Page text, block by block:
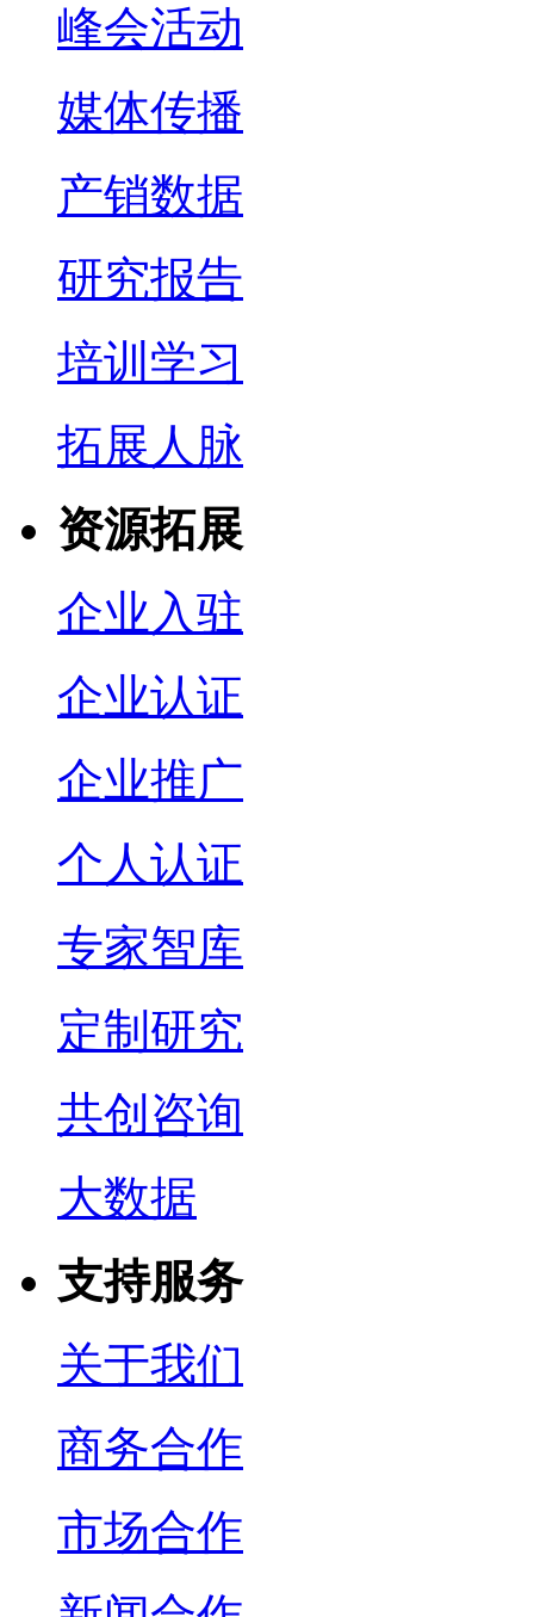
峰会活动
媒体传播
产销数据
研究报告
培训学习
拓展人脉
资源拓展
企业入驻
企业认证
企业推广
个人认证
专家智库
定制研究
共创咨询
大数据
支持服务
关于我们
商务合作
市场合作